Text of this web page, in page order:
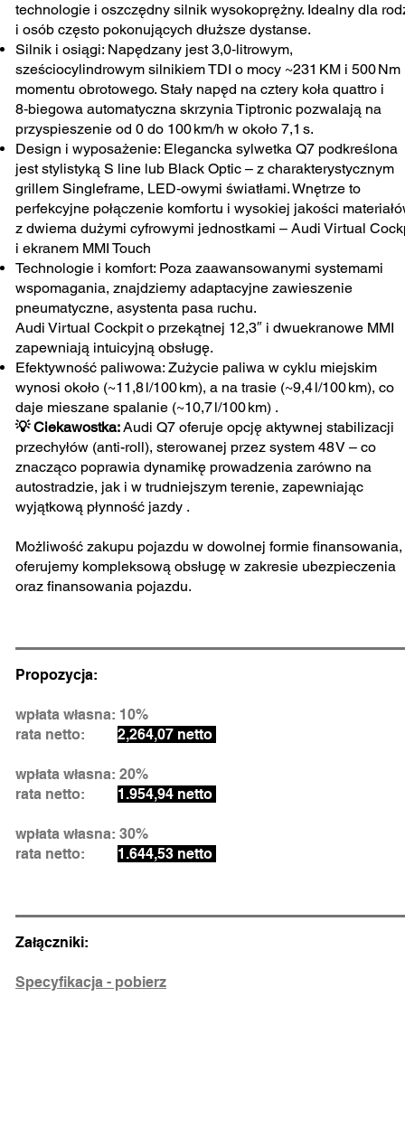
technologie i oszczędny silnik wysokoprężny. Idealny dla
i osób często pokonujących dłuższe dystanse.
Silnik i osiągi: Napędzany jest 3,0‑litrowym,
sześciocylindrowym silnikiem TDI o mocy ~231 KM i 500 Nm
momentu obrotowego. Stały napęd na cztery koła quattro i
8‑biegowa automatyczna skrzynia Tiptronic pozwalają na
przyspieszenie od 0 do 100 km/h w około 7,1 s.
Design i wyposażenie: Elegancka sylwetka Q7 podkreślona
jest stylistyką S line lub Black Optic – z charakterystycznym
grillem Singleframe, LED‑owymi światłami. Wnętrze to
perfekcyjne połączenie komfortu i wysokiej jakości
z dwiema dużymi cyfrowymi jednostkami – Audi Virtual
i ekranem MMI Touch
Technologie i komfort: Poza zaawansowanymi systemami
wspomagania, znajdziemy adaptacyjne zawieszenie
pneumatyczne, asystenta pasa ruchu.
Audi Virtual Cockpit o przekątnej 12,3″ i dwuekranowe MMI
zapewniają intuicyjną obsługę.
Efektywność paliwowa: Zużycie paliwa w cyklu miejskim
wynosi około (~11,8 l/100 km), a na trasie (~9,4 l/100 km), co
daje mieszane spalanie (~10,7 l/100 km) .
💡 Ciekawostka:Audi Q7 oferuje opcję aktywnej stabilizacji
przechyłów (anti-roll), sterowanej przez system 48 V – co
znacząco poprawia dynamikę prowadzenia zarówno na
autostradzie, jak i w trudniejszym terenie, zapewniając
wyjątkową płynność jazdy .
Możliwość zakupu pojazdu w dowolnej formie finansowania,
oferujemy kompleksową obsługę w zakresie ubezpieczenia
oraz finansowania pojazdu.
Propozycja:
wpłata własna: 10%
rata netto:
2,264,07 netto
wpłata własna: 20%
rata netto:
1.954,94 netto
wpłata własna: 30%
rata netto:
1.644,53 netto
Załączniki:
Specyfikacja - pobierz